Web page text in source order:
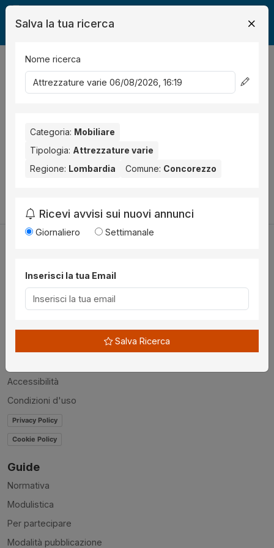
Legalmente Mobili
risultati Ordina per
Nessun risultato per la Provincia selezionata:
Brianza
Prova a modificare i parametri di ricerca:
Utilità
Chi siamo
Accessibilità
Condizioni d'uso
Privacy Policy
Cookie Policy
Guide
Normativa
Modulistica
Per partecipare
Modalità pubblicazione
Salva la tua ricerca
Nome ricerca
Categoria: Mobiliare
Tipologia: Attrezzature varie
Regione: Lombardia Comune: Concorezzo
Ricevi avvisi sui nuovi annunci
Giornaliero Settimanale
Inserisci la tua Email
Salva Ricerca